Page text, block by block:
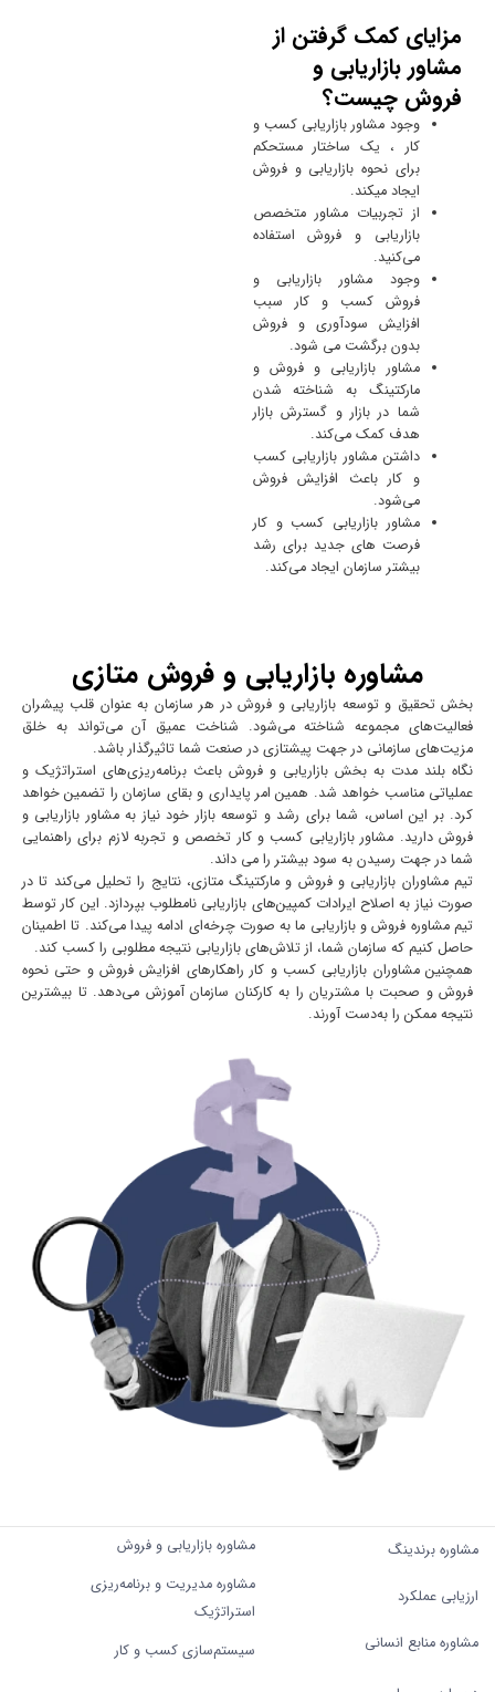
مزایای کمک گرفتن از
مشاور بازاریابی و
فروش چیست؟
وجود مشاور بازاریابی کسب و
کار ، یک ساختار مستحکم
برای نحوه بازاریابی و فروش
ایجاد میکند.
از تجربیات مشاور متخصص
بازاریابی و فروش استفاده
می‌کنید.
وجود مشاور بازاریابی و
فروش کسب و کار سبب
افزایش سودآوری و فروش
بدون برگشت می شود.
مشاور بازاریابی و فروش و
مارکتینگ به شناخته شدن
شما در بازار و گسترش بازار
هدف کمک می‌کند.
داشتن مشاور بازاریابی کسب
و کار باعث افزایش فروش
می‌شود.
مشاور بازاریابی کسب و کار
فرصت های جدید برای رشد
بیشتر سازمان ایجاد می‌کند.
مشاوره بازاریابی و فروش متازی
بخش تحقیق و توسعه بازاریابی و فروش در هر سازمان به عنوان قلب پیشران
فعالیت‌های مجموعه شناخته می‌شود. شناخت عمیق آن می‌تواند به خلق
مزیت‌های سازمانی در جهت پیشتازی در صنعت شما تاثیرگذار باشد.
نگاه بلند مدت به بخش بازاریابی و فروش باعث برنامه‌ریزی‌های استراتژیک و
عملیاتی مناسب خواهد شد. همین امر پایداری و بقای سازمان را تضمین خواهد
کرد. بر این اساس، شما برای رشد و توسعه بازار خود نیاز به مشاور بازاریابی و
فروش دارید. مشاور بازاریابی کسب و کار تخصص و تجربه لازم برای راهنمایی
شما در جهت رسیدن به سود بیشتر را می داند.
تیم مشاوران بازاریابی و فروش و مارکتینگ متازی، نتایج را تحلیل می‌کند تا در
صورت نیاز به اصلاح ایرادات کمپین‌های بازاریابی نامطلوب بپردازد. این کار توسط
تیم مشاوره فروش و بازاریابی ما به صورت چرخه‌ای ادامه پیدا می‌کند. تا اطمینان
حاصل کنیم که سازمان شما، از تلاش‌های بازاریابی نتیجه مطلوبی را کسب کند.
همچنین مشاوران بازاریابی کسب و کار راهکارهای افزایش فروش و حتی نحوه
فروش و صحبت با مشتریان را به کارکنان سازمان آموزش می‌دهد. تا بیشترین
نتیجه ممکن را به‌دست آورند.
مشاوره برندینگ
ارزیابی عملکرد
مشاوره منابع انسانی
مشاوره بازاریابی و فروش
مشاوره مدیریت و برنامه‌ریزی
استراتژیک
سیستم‌سازی کسب و کار